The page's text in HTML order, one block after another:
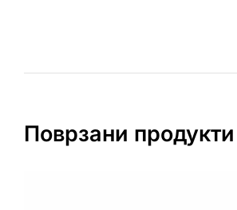
Поврзани продукти